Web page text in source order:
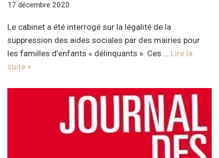
17 décembre 2020
Le cabinet a été interrogé sur la légalité de la
suppression des aides sociales par des mairies pour
les familles d’enfants « délinquants ». Ces … Lire la
suite »